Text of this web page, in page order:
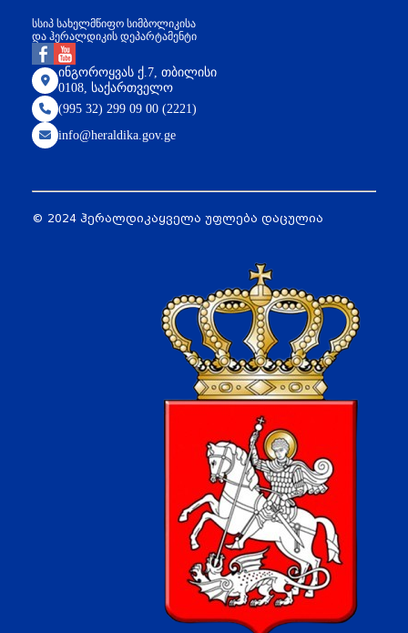
სსიპ სახელმწიფო სიმბოლიკისა
და ჰერალდიკის დეპარტამენტი
ინგოროყვას ქ.7, თბილისი
0108, საქართველო
(995 32) 299 09 00 (2221)
info@heraldika.gov.ge
© 2024 ჰერალდიკაყველა უფლება დაცულია